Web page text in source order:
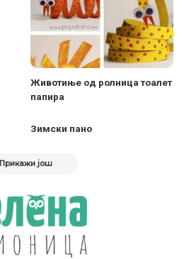
Животиње од ролница тоалет
папира
Зимски пано
Прикажи још